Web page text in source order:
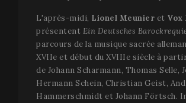
L'après-midi, Lionel Meunier et Vox
présentent Ein Deutsches
parcours de la musique sacrée
XVIIe et début du XVIIIe siècle à
de Johann Scharmann, Thomas Selle,
Hermann Schein, Christian Geist,
Hammerschmidt et Johann Förtsch.